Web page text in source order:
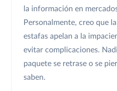
la información en
Personalmente, creo que
estafas apelan a la
evitar complicaciones.
paquete se retrase o se
saben.